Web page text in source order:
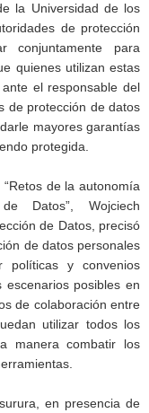
la Universidad de los
de protección
conjuntamente para
quienes utilizan estas
el responsable del
de protección de datos
mayores garantías
protegida.
de la autonomía
Datos”, Wojciech
de Datos, precisó
de datos personales
políticas y convenios
posibles en
de colaboración entre
utilizar todos los
manera combatir los
en presencia de